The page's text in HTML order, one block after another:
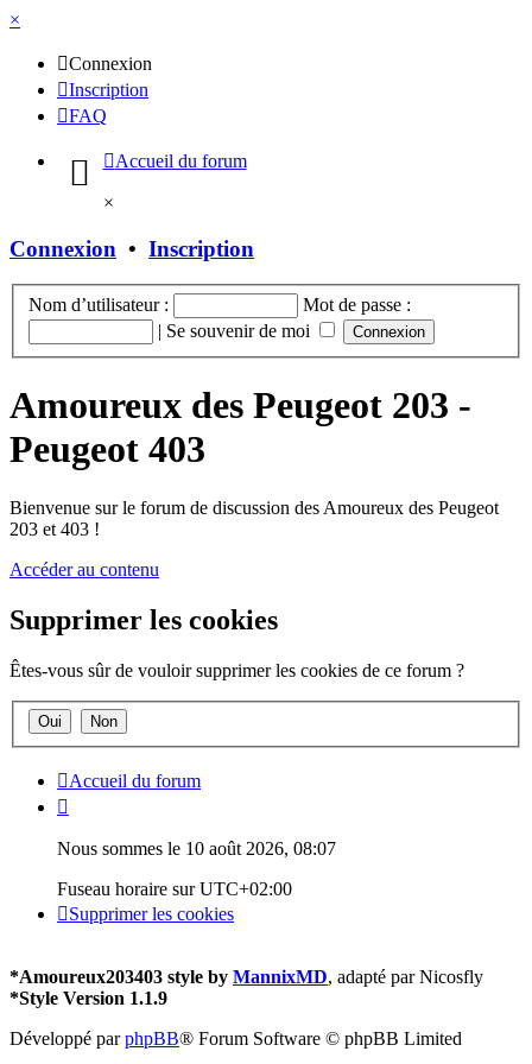
×
Connexion
Inscription
FAQ
Accueil du forum
×
Connexion • Inscription
Nom d’utilisateur :
Mot de passe :
| Se souvenir de moi
Amoureux des Peugeot 203 -
Peugeot 403
Bienvenue sur le forum de discussion des Amoureux des Peugeot
203 et 403 !
Accéder au contenu
Supprimer les cookies
Êtes-vous sûr de vouloir supprimer les cookies de ce forum ?
Accueil du forum
Nous sommes le 10 août 2026, 08:07
Fuseau horaire surUTC+02:00
Supprimer les cookies
*Amoureux203403 style by MannixMD, adapté par Nicosfly
*Style Version 1.1.9
Développé parphpBB® Forum Software © phpBB Limited